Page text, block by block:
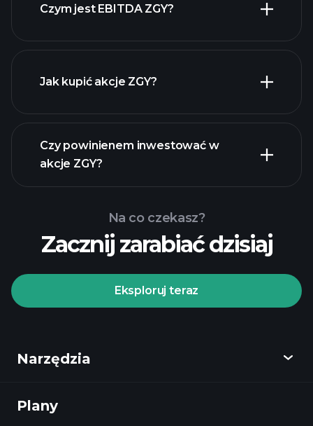
największych
Czym jest EBITDA ZGY?
raporty
finansowe
Jak kupić akcje ZGY?
Turniejach
Czy powinienem inwestować w
akcje ZGY?
AI
Na co czekasz?
Zacznij zarabiać dzisiaj
Eksploruj teraz
Narzędzia
Odkryj
Plany